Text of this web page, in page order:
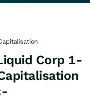
Corp 1-